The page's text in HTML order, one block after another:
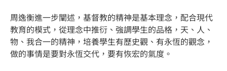
周逸衡進一步闡述，基督教的精神是基本理念，配合現代
教育的模式，從理念中推衍、強調學生的品格，天、人、
物、我合一的精神，培養學生有歷史觀、有永恆的觀念，
做的事情是要對永恆交代，要有恢宏的氣度。